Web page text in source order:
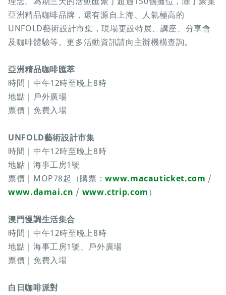
亞洲精品咖啡品牌，還有源自上海、人氣極高的
UNFOLD藝術設計市集，現場更設特展、講座、分享會
及咖啡體驗等。更多活動資訊請向主辦機構查詢。
亞洲精品咖啡匯萃
時間｜中午12時至晚上8時
地點｜戶外廣場
票價｜免費入場
UNFOLD藝術設計市集
時間｜中午12時至晚上8時
地點｜海事工房1號
票價｜MOP78起（購票：www.macauticket.com /
www.damai.cn / www.ctrip.com）
澳門慢調生活集合
時間｜中午12時至晚上8時
地點｜海事工房1號、戶外廣場
票價｜免費入場
白日咖啡派對